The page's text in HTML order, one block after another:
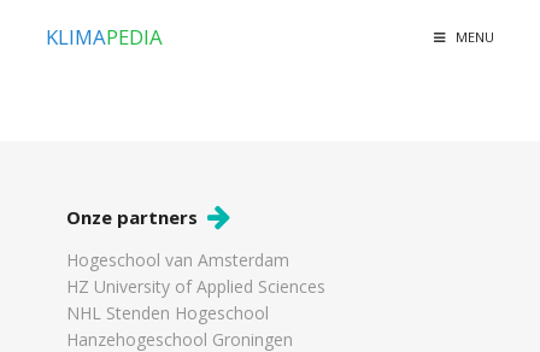
KLIMAPEDIA MENU
Onze partners
Hogeschool van Amsterdam
HZ University of Applied Sciences
NHL Stenden Hogeschool
Hanzehogeschool Groningen